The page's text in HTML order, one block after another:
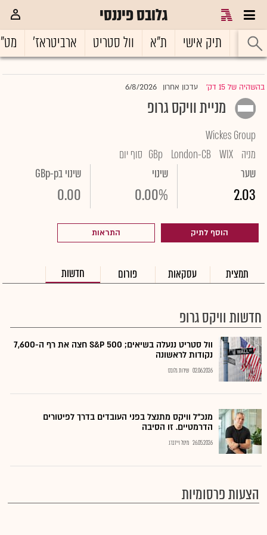
גלובס פיננסי
ראשי תיק אישי ת"א וול סטריט ארביטראז'
בהשהיה של 15 דק' |עדכון אחרון 6/8/2026
מניית וויקס גרופ
Wickes Group
מניה WIX
London-CB
GBp סוף יום
שער
2.03
שינוי
0.00%
שינוי בGBp-p
0.00
הוסף לתיק התראות
תמצית עסקאות פורום חדשות
חדשות וויקס גרופ
וול סטריט ננעלה בשיאים; S&P 500 חצה את רף ה-7,600
נקודות לראשונה
02.06.2026 שירות גלובס
מנכ"ל וויקס מתנצל בפני העובדים בדרך לפיטורים
הדרמטיים. זו הסיבה
26.05.2026 מיטל וייזברג
הצעות פרסומיות